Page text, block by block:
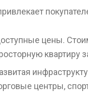
цены.
квартиру
центры,